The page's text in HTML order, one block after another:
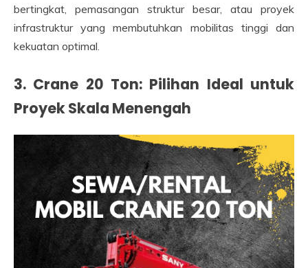
bertingkat, pemasangan struktur besar, atau proyek
infrastruktur yang membutuhkan mobilitas tinggi dan
kekuatan optimal.
3. Crane 20 Ton: Pilihan Ideal untuk
Proyek Skala Menengah